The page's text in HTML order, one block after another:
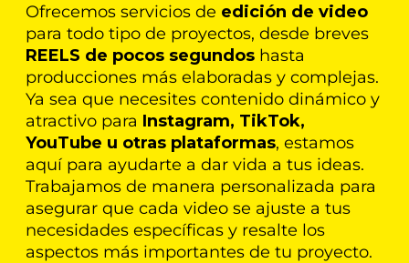
Ofrecemos servicios de edición de video
para todo tipo de proyectos, desde breves
REELS de pocos segundos hasta
producciones más elaboradas y complejas.
Ya sea que necesites contenido dinámico y
atractivo para Instagram, TikTok,
YouTube u otras plataformas, estamos
aquí para ayudarte a dar vida a tus ideas.
Trabajamos de manera personalizada para
asegurar que cada video se ajuste a tus
necesidades específicas y resalte los
aspectos más importantes de tu proyecto.